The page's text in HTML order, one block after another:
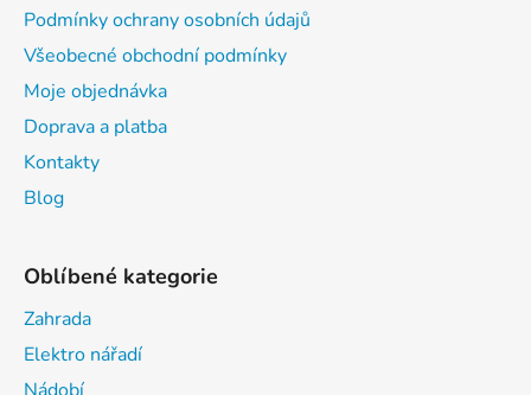
Podmínky ochrany osobních údajů
Všeobecné obchodní podmínky
Moje objednávka
Doprava a platba
Kontakty
Blog
Oblíbené kategorie
Zahrada
Elektro nářadí